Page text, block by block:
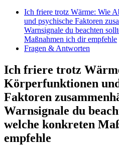
Ich friere​ trotz Wärme: Wie
⁣und psychische ​Faktoren
Warnsignale du beachten⁢
Maßnahmen ich dir empfehle
Fragen & ‍Antworten
Ich friere trotz
‌Körperfunktionen
Faktoren
Warnsignale du
welche⁤ konkreten
empfehle